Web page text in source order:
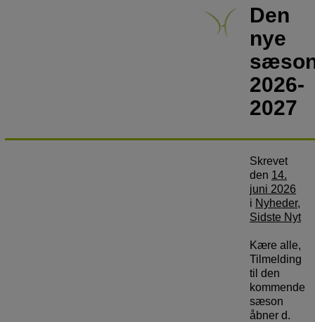
Den
nye
2026-
2027
Skrevet
den 14.
juni 2026
i Nyheder,
Sidste Nyt
Kære alle,
Tilmelding
til den
kommende
sæson
åbner d.